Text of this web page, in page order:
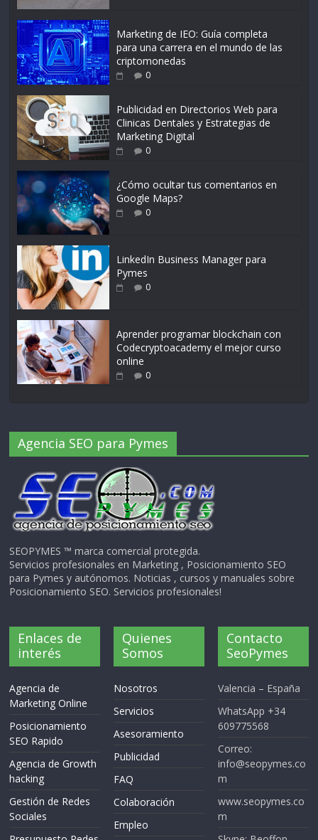
Marketing de IEO: Guía completa
para una carrera en el mundo de las
criptomonedas
0
Publicidad en Directorios Web para
Clinicas Dentales y Estrategias de
Marketing Digital
0
¿Cómo ocultar tus comentarios en
Google Maps?
0
LinkedIn Business Manager para
Pymes
0
Aprender programar blockchain con
Codecryptoacademy el mejor curso
online
0
Agencia SEO para Pymes
SEOPYMES ™ marca comercial protegida.
Servicios profesionales en Marketing , Posicionamiento SEO
para Pymes y autónomos. Noticias , cursos y manuales sobre
Posicionamiento SEO. Servicios profesionales!
Enlaces de
interés
Agencia de
Marketing Online
Posicionamiento
SEO Rapido
Agencia de Growth
hacking
Gestión de Redes
Sociales
Quienes
Somos
Nosotros
Servicios
Asesoramiento
Publicidad
FAQ
Colaboración
Empleo
Contacto
SeoPymes
Valencia – España
WhatsApp +34
609775568
Correo:
info@seopymes.co
m
www.seopymes.co
m